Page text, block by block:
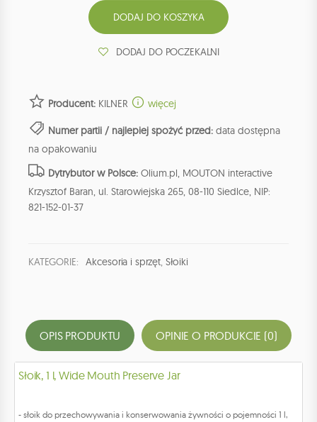
DODAJ DO POCZEKALNI
Producent: KILNER więcej
Numer partii / najlepiej spożyć przed: data dostępna
na opakowaniu
Dytrybutor w Polsce: Olium.pl, MOUTON interactive
Krzysztof Baran, ul. Starowiejska 265, 08-110 Siedlce, NIP:
821-152-01-37
KATEGORIE: Akcesoria i sprzęt, Słoiki
OPIS PRODUKTU OPINIE O PRODUKCIE (0)
Słoik, 1 l, Wide Mouth Preserve Jar
- słoik do przechowywania i konserwowania żywności o pojemności 1 l,